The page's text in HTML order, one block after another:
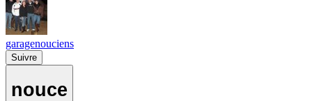
garagenouciens
Suivre
nouce